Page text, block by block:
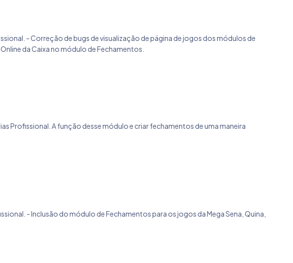
- Correção de bugs de visualização de página de jogos dos módulos de
da Caixa no módulo de Fechamentos.
Profissional. A função desse módulo e criar fechamentos de uma maneira
- Inclusão do módulo de Fechamentos para os jogos da Mega Sena, Quina,